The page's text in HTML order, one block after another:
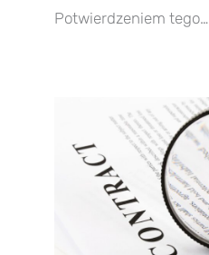
Potwierdzeniem tego…